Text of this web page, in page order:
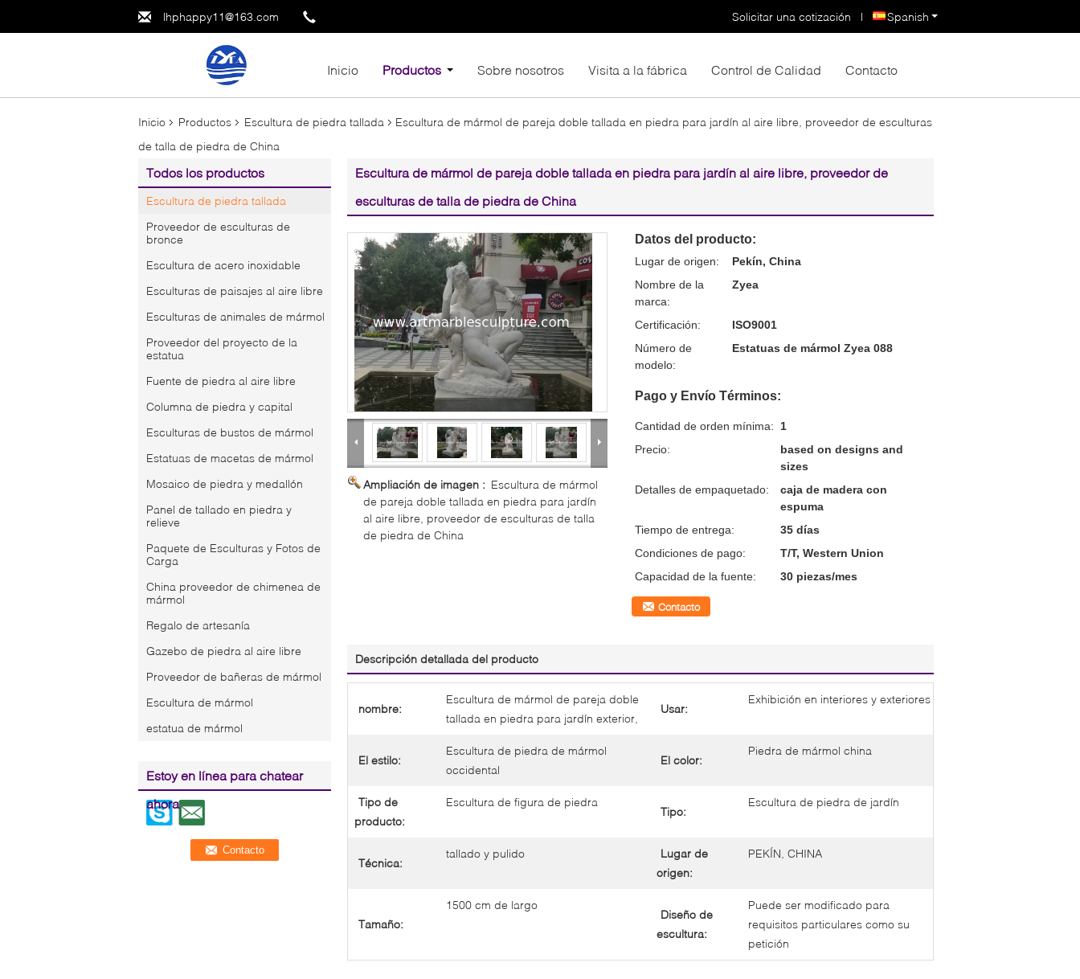
lhphappy11@163.com Spanish
Solicitar una cotización |
Inicio Productos Sobre nosotros Visita a la fábrica Control de Calidad Contacto
Inicio Productos Escultura de piedra tallada
Escultura de mármol de pareja doble tallada en piedra para jardín al aire libre, proveedor de esculturas
de talla de piedra de China
Todos los productos
Escultura de piedra tallada
Proveedor de esculturas de
bronce
Escultura de acero inoxidable
Esculturas de paisajes al aire libre
Esculturas de animales de mármol
Proveedor del proyecto de la
estatua
Fuente de piedra al aire libre
Columna de piedra y capital
Esculturas de bustos de mármol
Estatuas de macetas de mármol
Mosaico de piedra y medallón
Panel de tallado en piedra y
relieve
Paquete de Esculturas y Fotos de
Carga
China proveedor de chimenea de
mármol
Regalo de artesanía
Gazebo de piedra al aire libre
Proveedor de bañeras de mármol
Escultura de mármol
estatua de mármol
Estoy en línea para chatear
ahora
Escultura de mármol de pareja doble tallada en piedra para jardín al aire libre, proveedor de
esculturas de talla de piedra de China
Ampliación de imagen : Escultura de mármol
de pareja doble tallada en piedra para jardín
al aire libre, proveedor de esculturas de talla
de piedra de China
Datos del producto:
Lugar de origen:
Pekín, China
Nombre de la
marca:
Zyea
Certificación:
ISO9001
Número de
modelo:
Estatuas de mármol Zyea 088
Pago y Envío Términos:
Cantidad de orden mínima:
1
Precio:
based on designs and
sizes
Detalles de empaquetado:
caja de madera con
espuma
Tiempo de entrega:
35 días
Condiciones de pago:
T/T, Western Union
Capacidad de la fuente:
30 piezas/mes
Contacto
Descripción detallada del producto
nombre:
Escultura de mármol de pareja doble
tallada en piedra para jardín exterior,
Usar:
Exhibición en interiores y exteriores
El estilo:
Escultura de piedra de mármol
occidental
El color:
Piedra de mármol china
Tipo de
producto:
Escultura de figura de piedra
Tipo:
Escultura de piedra de jardín
Técnica:
tallado y pulido
Lugar de
origen:
PEKÍN, CHINA
Tamaño:
1500 cm de largo
Diseño de
escultura:
Puede ser modificado para
requisitos particulares como su
petición